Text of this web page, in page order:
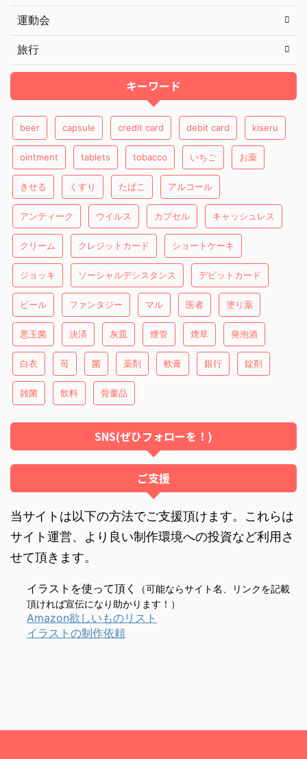
運動会
旅行
キーワード
beer capsule credit card debit card kiseru
ointment tablets tobacco いちご お薬
きせる くすり たばこ アルコール
アンティーク ウイルス カプセル キャッシュレス
クリーム クレジットカード ショートケーキ
ジョッキ ソーシャルデシスタンス デビットカード
ビール ファンタジー マル 医者 塗り薬
悪玉菌 決済 灰皿 煙管 煙草 発泡酒
白衣 苺 菌 薬剤 軟膏 銀行 錠剤
雑菌 飲料 骨董品
SNS(ぜひフォローを！)
ご支援
当サイトは以下の方法でご支援頂けます。これらは
サイト運営、より良い制作環境への投資など利用さ
せて頂きます。
イラストを使って頂く
（可能ならサイト名、リンクを記載
頂ければ宣伝になり助かります！）
Amazon欲しいものリスト
イラストの制作依頼